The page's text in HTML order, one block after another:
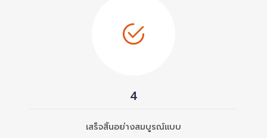
4
เสร็จสิ้นอย่างสมบูรณ์แบบ